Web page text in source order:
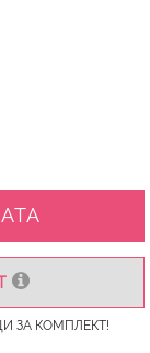
ЗА КОМПЛЕКТ!